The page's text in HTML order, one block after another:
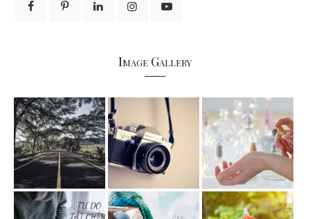
Image Gallery